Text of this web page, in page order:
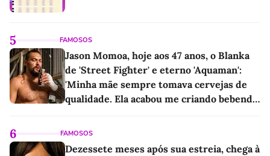
5 FAMOSOS
Jason Momoa, hoje aos 47 anos, o Blanka
de 'Street Fighter' e eterno 'Aquaman':
'Minha mãe sempre tomava cervejas de
qualidade. Ela acabou me criando bebendo
6 FAMOSOS
Dezessete meses após sua estreia, chega à